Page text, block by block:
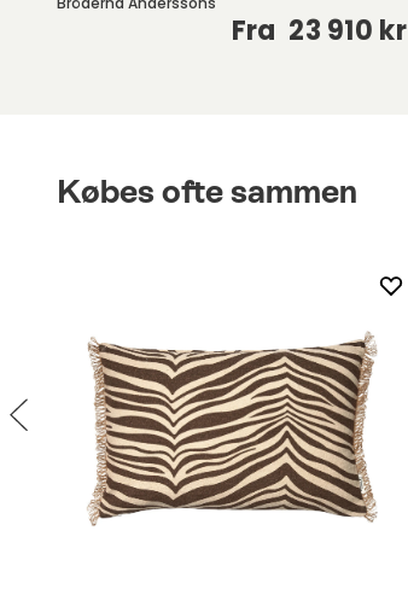
Fra 23 910 kr
Købes ofte sammen